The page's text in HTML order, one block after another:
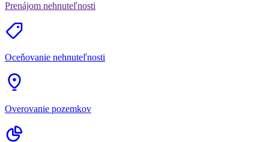
Prenájom nehnuteľnosti
Oceňovanie nehnuteľnosti
Overovanie pozemkov